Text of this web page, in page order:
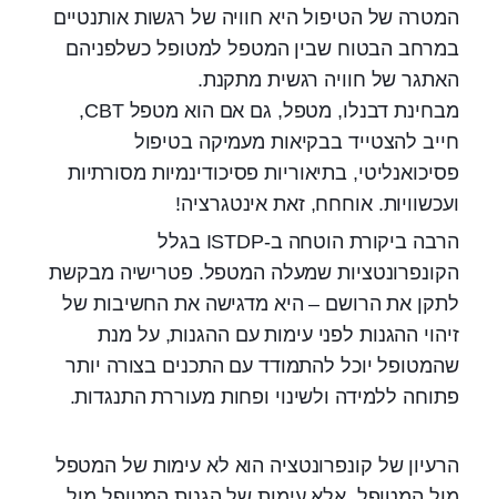
המטרה של הטיפול היא חוויה של רגשות אותנטיים
במרחב הבטוח שבין המטפל למטופל כשלפניהם
האתגר של חוויה רגשית מתקנת.
מבחינת דבנלו, מטפל, גם אם הוא מטפל CBT,
חייב להצטייד בבקיאות מעמיקה בטיפול
פסיכואנליטי, בתיאוריות פסיכודינמיות מסורתיות
ועכשוויות. אוחחח, זאת אינטגרציה!
הרבה ביקורת הוטחה ב-ISTDP בגלל
הקונפרונטציות שמעלה המטפל. פטרישיה מבקשת
לתקן את הרושם – היא מדגישה את החשיבות של
זיהוי ההגנות לפני עימות עם ההגנות, על מנת
שהמטופל יוכל להתמודד עם התכנים בצורה יותר
פתוחה ללמידה ולשינוי ופחות מעוררת התנגדות.
הרעיון של קונפרונטציה הוא לא עימות של המטפל